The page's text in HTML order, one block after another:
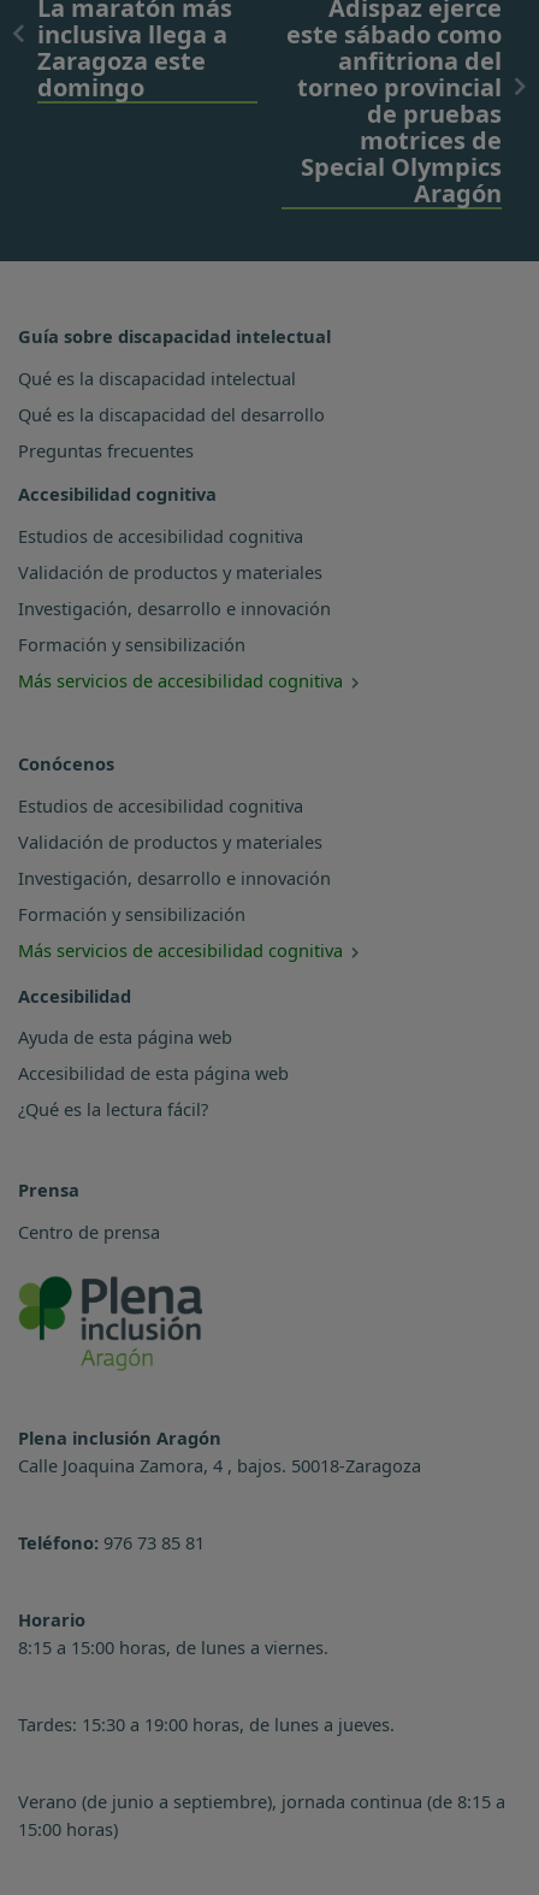
La maratón más
inclusiva llega a
Zaragoza este
domingo
Adispaz ejerce
este sábado como
anfitriona del
torneo provincial
de pruebas
motrices de
Special Olympics
Aragón
Guía sobre discapacidad intelectual
Qué es la discapacidad intelectual
Qué es la discapacidad del desarrollo
Preguntas frecuentes
Accesibilidad cognitiva
Estudios de accesibilidad cognitiva
Validación de productos y materiales
Investigación, desarrollo e innovación
Formación y sensibilización
Más servicios de accesibilidad cognitiva
Conócenos
Estudios de accesibilidad cognitiva
Validación de productos y materiales
Investigación, desarrollo e innovación
Formación y sensibilización
Más servicios de accesibilidad cognitiva
Accesibilidad
Ayuda de esta página web
Accesibilidad de esta página web
¿Qué es la lectura fácil?
Prensa
Centro de prensa
Plena inclusión Aragón
Calle Joaquina Zamora, 4 , bajos. 50018-Zaragoza
Teléfono: 976 73 85 81
Horario
8:15 a 15:00 horas, de lunes a viernes.
Tardes: 15:30 a 19:00 horas, de lunes a jueves.
Verano (de junio a septiembre), jornada continua (de 8:15 a
15:00 horas)